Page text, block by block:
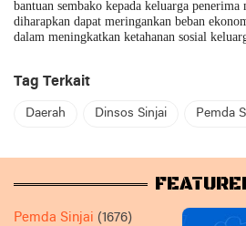
bantuan sembako kepada keluarga
diharapkan dapat meringankan beban
dalam meningkatkan ketahanan sosial
Tag Terkait
Daerah Dinsos Sinjai Pemda
Pemda Sinjai (1676)